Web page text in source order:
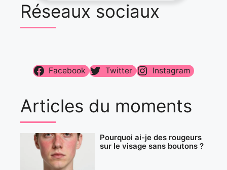
Réseaux sociaux
Facebook Twitter Instagram
Articles du moments
Pourquoi ai-je des rougeurs
sur le visage sans boutons ?